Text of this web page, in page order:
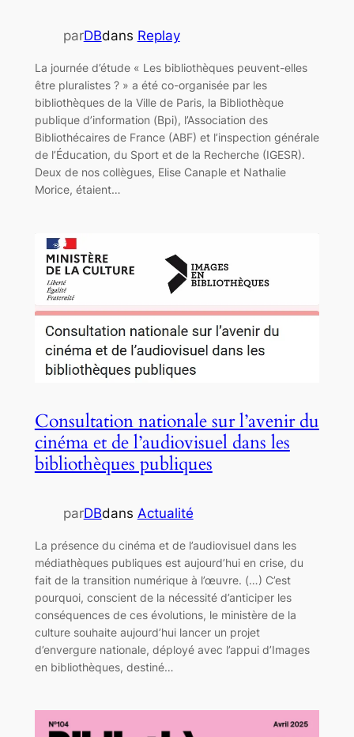
parDBdans Replay
La journée d’étude « Les bibliothèques peuvent-elles
être pluralistes ? » a été co-organisée par les
bibliothèques de la Ville de Paris, la Bibliothèque
publique d’information (Bpi), l’Association des
Bibliothécaires de France (ABF) et l’inspection générale
de l’Éducation, du Sport et de la Recherche (IGESR).
Deux de nos collègues, Elise Canaple et Nathalie
Morice, étaient…
Consultation nationale sur l’avenir du
cinéma et de l’audiovisuel dans les
bibliothèques publiques
parDBdans Actualité
La présence du cinéma et de l’audiovisuel dans les
médiathèques publiques est aujourd’hui en crise, du
fait de la transition numérique à l’œuvre. (…) C’est
pourquoi, conscient de la nécessité d’anticiper les
conséquences de ces évolutions, le ministère de la
culture souhaite aujourd’hui lancer un projet
d’envergure nationale, déployé avec l’appui d’Images
en bibliothèques, destiné…